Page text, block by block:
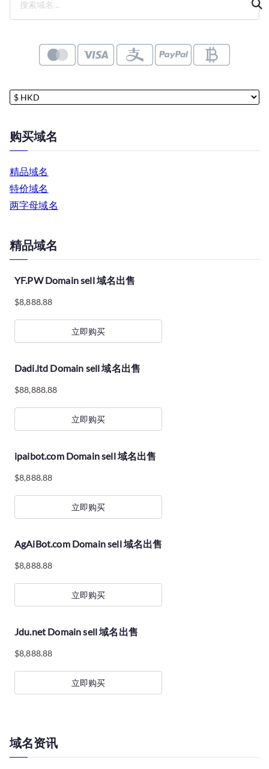
购买域名
精品域名
特价域名
两字母域名
精品域名
YF.PW Domain sell 域名出售
$8,888.88
立即购买
Dadi.ltd Domain sell 域名出售
$88,888.88
立即购买
ipaibot.com Domain sell 域名出售
$8,888.88
立即购买
AgAiBot.com Domain sell 域名出售
$8,888.88
立即购买
Jdu.net Domain sell 域名出售
$8,888.88
立即购买
域名资讯